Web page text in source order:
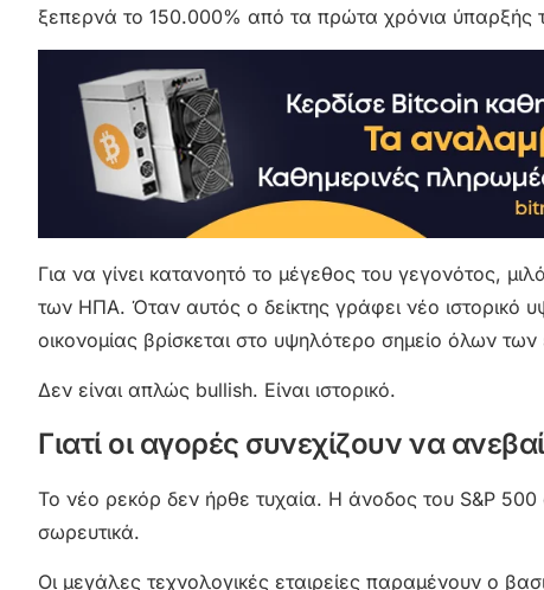
ξεπερνά το 150.000% από τα πρώτα χρόνια ύπαρξής
Για να γίνει κατανοητό το μέγεθος του γεγονότος,
των ΗΠΑ. Όταν αυτός ο δείκτης γράφει νέο ιστορικό
οικονομίας βρίσκεται στο υψηλότερο σημείο όλων
Δεν είναι απλώς bullish. Είναι ιστορικό.
Γιατί οι αγορές συνεχίζουν να
Το νέο ρεκόρ δεν ήρθε τυχαία. Η άνοδος του S&P
σωρευτικά.
Οι μεγάλες τεχνολογικές εταιρείες παραμένουν ο